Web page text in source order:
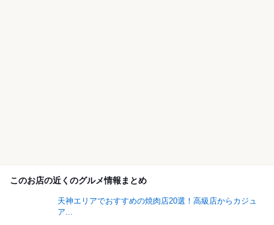
このお店の近くのグルメ情報まとめ
天神エリアでおすすめの焼肉店20選！高級店からカジュ
ア...